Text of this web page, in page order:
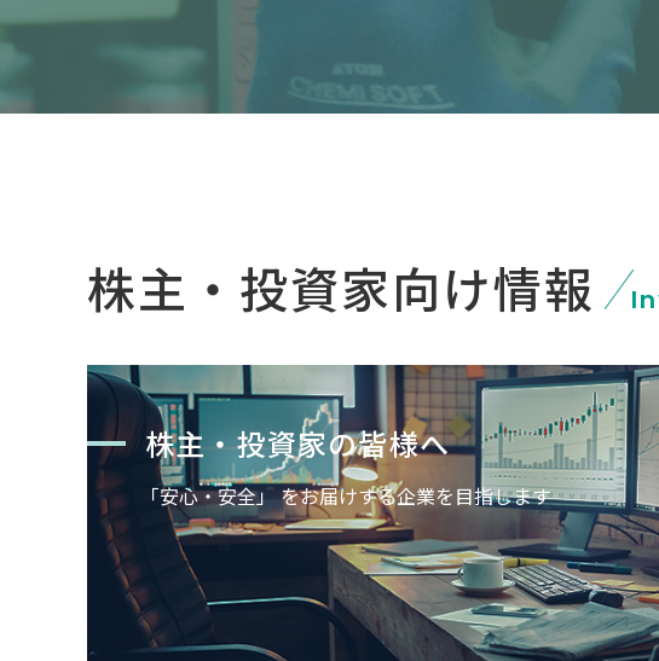
株主・投資家向け情報
株主・投資家の皆様へ
「安心・安全」 をお届けする企業を目指します